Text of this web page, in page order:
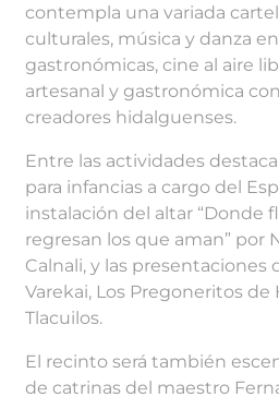
contempla una variada
culturales, música y danza
gastronómicas, cine al aire
artesanal y gastronómica
creadores hidalguenses.
Entre las actividades
para infancias a cargo del
instalación del altar “Donde
regresan los que aman” por
Calnali, y las presentaciones
Varekai, Los Pregoneritos de
Tlacuilos.
El recinto será también
de catrinas del maestro